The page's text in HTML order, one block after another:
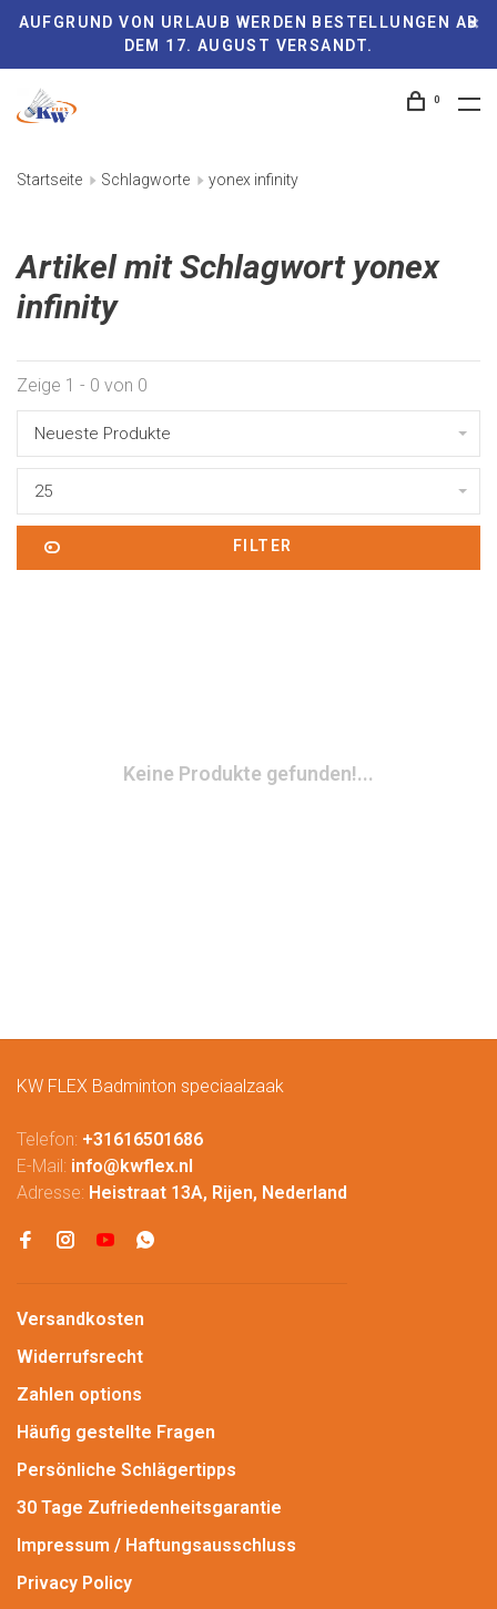
AUFGRUND VON URLAUB WERDEN BESTELLUNGEN AB
DEM 17. AUGUST VERSANDT.
0
Startseite Schlagworte yonex infinity
Artikel mit Schlagwort yonex
infinity
Zeige 1 - 0 von 0
Neueste Produkte
25
FILTER
Keine Produkte gefunden!...
KW FLEX Badminton speciaalzaak
Telefon: +31616501686
E-Mail: info@kwflex.nl
Adresse: Heistraat 13A, Rijen, Nederland
Versandkosten
Widerrufsrecht
Zahlen options
Häufig gestellte Fragen
Persönliche Schlägertipps
30 Tage Zufriedenheitsgarantie
Impressum / Haftungsausschluss
Privacy Policy